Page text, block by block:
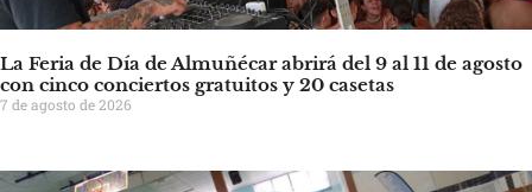
La Feria de Día de Almuñécar abrirá del 9 al 11 de agosto
con cinco conciertos gratuitos y 20 casetas
7 de agosto de 2026